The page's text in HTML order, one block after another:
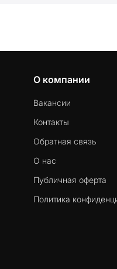
О компании
Вакансии
Контакты
Обратная связь
О нас
Публичная оферта
Политика